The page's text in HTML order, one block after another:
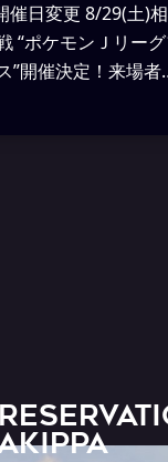
催日変更 8/29(土)
“ポケモンＪリー
”開催決定！来場者